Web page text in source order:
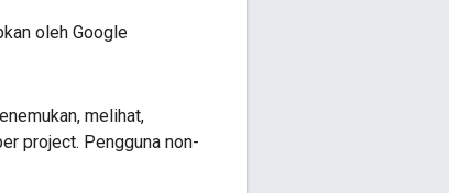
oleh Google
melihat,
project. Pengguna non-